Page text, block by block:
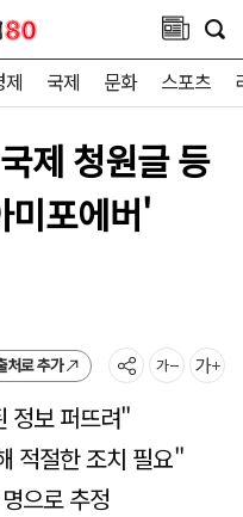
제 국제 문화 스포츠
제 청원글 등
포에버'
처로 추가
정보 퍼뜨려"
적절한 조치 필요"
으로 추정